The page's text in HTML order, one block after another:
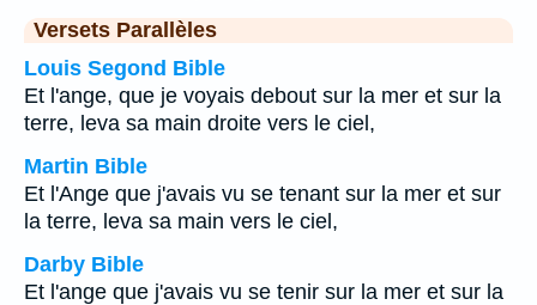
Versets Parallèles
Louis Segond Bible
Et l'ange, que je voyais debout sur la mer et sur la
terre, leva sa main droite vers le ciel,
Martin Bible
Et l'Ange que j'avais vu se tenant sur la mer et sur
la terre, leva sa main vers le ciel,
Darby Bible
Et l'ange que j'avais vu se tenir sur la mer et sur la